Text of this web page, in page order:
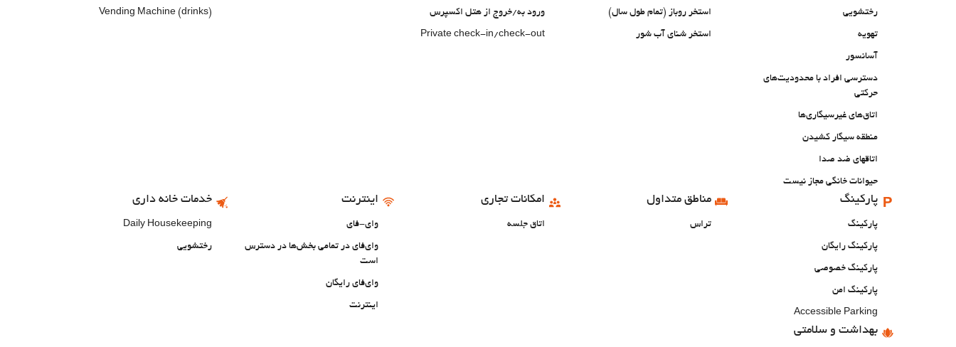
رختشویی
تهویه
آسانسور
دسترسی افراد با محدودیت‌های
حرکتی
اتاق‌های غیرسیگاری‌ها
منطقه سیگار کشیدن
اتاقهای ضد صدا
حیوانات خانگی مجاز نیست
استخر روباز (تمام طول سال)
استخر شنای آب شور
ورود به/خروج از هتل اکسپرس
Private check-in/check-out
Vending Machine (drinks)
پارکینگ
پارکینگ
پارکینگ رایگان
پارکینگ خصوصی
پارکینگ امن
Accessible Parking
مناطق متداول
تراس
امکانات تجاری
اتاق جلسه
اینترنت
وای-فای
وای‌فای در تمامی بخش‌ها در دسترس
است
وای‌فای رایگان
اینترنت
خدمات خانه داری
Daily Housekeeping
رختشویی
بهداشت و سلامتی